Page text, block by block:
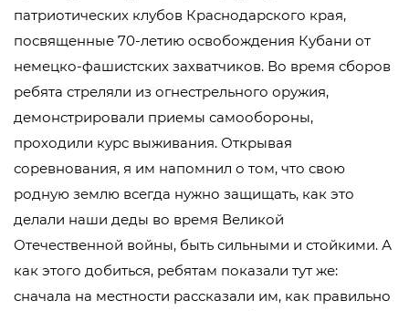
патриотических клубов Краснодарского края,
посвященные 70-летию освобождения Кубани от
немецко-фашистских захватчиков. Во время сборов
ребята стреляли из огнестрельного оружия,
демонстрировали приемы самообороны,
проходили курс выживания. Открывая
соревнования, я им напомнил о том, что свою
родную землю всегда нужно защищать, как это
делали наши деды во время Великой
Отечественной войны, быть сильными и стойкими. А
как этого добиться, ребятам показали тут же:
сначала на местности рассказали им, как правильно